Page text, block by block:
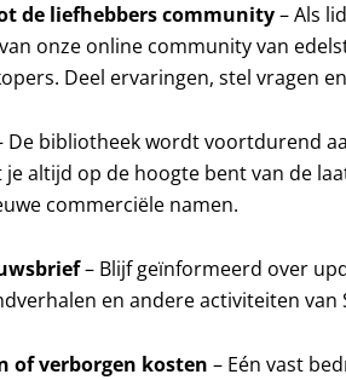
de liefhebbers community– Als
onze online community van
Deel ervaringen, stel vragen
De bibliotheek wordt voortdurend
altijd op de hoogte bent van de
commerciële namen.
– Blijf geïnformeerd over
en andere activiteiten van
of verborgen kosten – Eén vast